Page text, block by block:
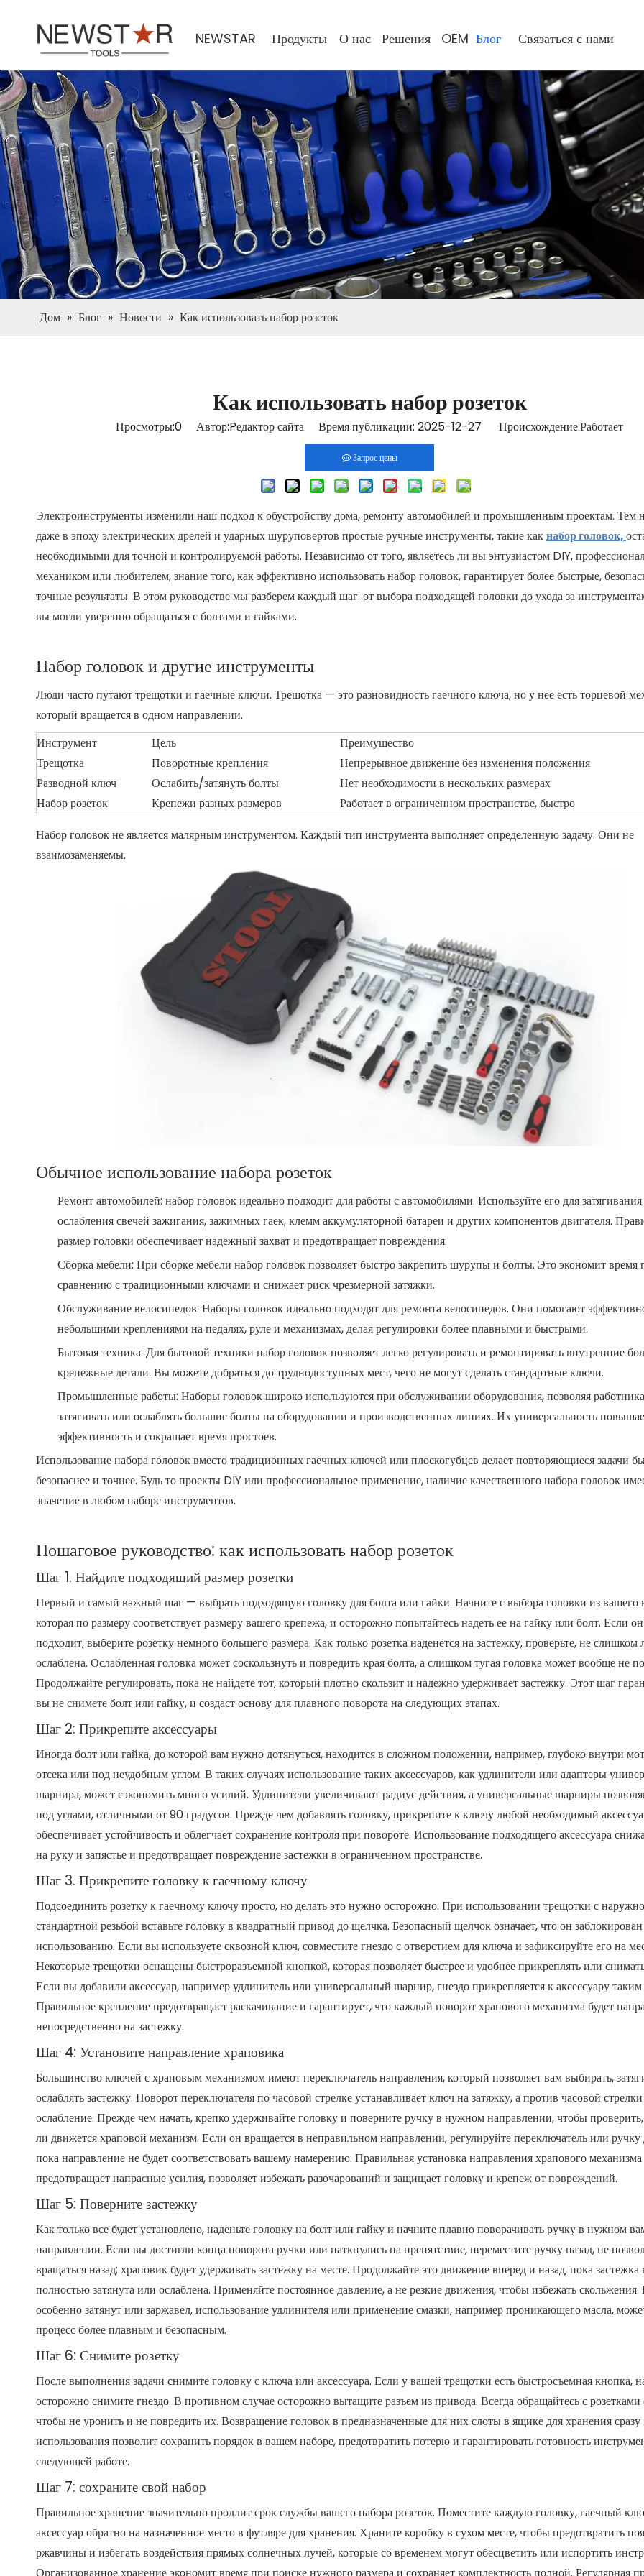
NEWSTAR Продукты О нас Решения OEM Блог Связаться с нами
Дом » Блог » Новости » Как использовать набор розеток​
Как использовать набор розеток​
Просмотры:0 Автор:Pедактор сайта Время публикации: 2025-12-27 Происхождение:Работает
Запрос цены
Электроинструменты изменили наш подход к обустройству дома, ремонту автомобилей и промышленным проектам. Тем
даже в эпоху электрических дрелей и ударных шуруповертов простые ручные инструменты, такие какнабор головок,
необходимыми для точной и контролируемой работы. Независимо от того, являетесь ли вы энтузиастом DIY,
механиком или любителем, знание того, как эффективно использовать набор головок, гарантирует более быстрые,
точные результаты. В этом руководстве мы разберем каждый шаг: от выбора подходящей головки до ухода за
вы могли уверенно обращаться с болтами и гайками.
Набор головок и другие инструменты
Люди часто путают трещотки и гаечные ключи. Трещотка — это разновидность гаечного ключа, но у нее есть торцевой
который вращается в одном направлении.
Инструмент
Цель
Преимущество
Трещотка
Поворотные крепления
Непрерывное движение без изменения положения
Разводной ключ
Ослабить/затянуть болты
Нет необходимости в нескольких размерах
Набор розеток
Крепежи разных размеров
Работает в ограниченном пространстве, быстро
Набор головок не является малярным инструментом. Каждый тип инструмента выполняет определенную задачу. Они не
взаимозаменяемы.
Обычное использование набора розеток
Ремонт автомобилей: набор головок идеально подходит для работы с автомобилями. Используйте его для
ослабления свечей зажигания, зажимных гаек, клемм аккумуляторной батареи и других компонентов двигателя.
размер головки обеспечивает надежный захват и предотвращает повреждения.
Сборка мебели: При сборке мебели набор головок позволяет быстро закрепить шурупы и болты. Это экономит время
сравнению с традиционными ключами и снижает риск чрезмерной затяжки.
Обслуживание велосипедов: Наборы головок идеально подходят для ремонта велосипедов. Они помогают
небольшими креплениями на педалях, руле и механизмах, делая регулировки более плавными и быстрыми.
Бытовая техника: Для бытовой техники набор головок позволяет легко регулировать и ремонтировать внутренние
крепежные детали. Вы можете добраться до труднодоступных мест, чего не могут сделать стандартные ключи.
Промышленные работы: Наборы головок широко используются при обслуживании оборудования, позволяя
затягивать или ослаблять большие болты на оборудовании и производственных линиях. Их универсальность
эффективность и сокращает время простоев.
Использование набора головок вместо традиционных гаечных ключей или плоскогубцев делает повторяющиеся задачи
безопаснее и точнее. Будь то проекты DIY или профессиональное применение, наличие качественного набора головок
значение в любом наборе инструментов.
Пошаговое руководство: как использовать набор розеток
Шаг 1. Найдите подходящий размер розетки
Первый и самый важный шаг — выбрать подходящую головку для болта или гайки. Начните с выбора головки из вашего
которая по размеру соответствует размеру вашего крепежа, и осторожно попытайтесь надеть ее на гайку или болт. Если
подходит, выберите розетку немного большего размера. Как только розетка наденется на застежку, проверьте, не слишком
ослаблена. Ослабленная головка может соскользнуть и повредить края болта, а слишком тугая головка может вообще не
Продолжайте регулировать, пока не найдете тот, который плотно скользит и надежно удерживает застежку. Этот шаг
вы не снимете болт или гайку, и создаст основу для плавного поворота на следующих этапах.
Шаг 2: Прикрепите аксессуары
Иногда болт или гайка, до которой вам нужно дотянуться, находится в сложном положении, например, глубоко внутри
отсека или под неудобным углом. В таких случаях использование таких аксессуаров, как удлинители или адаптеры
шарнира, может сэкономить много усилий. Удлинители увеличивают радиус действия, а универсальные шарниры
под углами, отличными от 90 градусов. Прежде чем добавлять головку, прикрепите к ключу любой необходимый
обеспечивает устойчивость и облегчает сохранение контроля при повороте. Использование подходящего аксессуара
на руку и запястье и предотвращает повреждение застежки в ограниченном пространстве.
Шаг 3. Прикрепите головку к гаечному ключу
Подсоединить розетку к гаечному ключу просто, но делать это нужно осторожно. При использовании трещотки с
стандартной резьбой вставьте головку в квадратный привод до щелчка. Безопасный щелчок означает, что он
использованию. Если вы используете сквозной ключ, совместите гнездо с отверстием для ключа и зафиксируйте его на
Некоторые трещотки оснащены быстроразъемной кнопкой, которая позволяет быстрее и удобнее прикреплять или
Если вы добавили аксессуар, например удлинитель или универсальный шарнир, гнездо прикрепляется к аксессуару
Правильное крепление предотвращает раскачивание и гарантирует, что каждый поворот храпового механизма будет
непосредственно на застежку.
Шаг 4: Установите направление храповика
Большинство ключей с храповым механизмом имеют переключатель направления, который позволяет вам выбирать,
ослаблять застежку. Поворот переключателя по часовой стрелке устанавливает ключ на затяжку, а против часовой
ослабление. Прежде чем начать, крепко удерживайте головку и поверните ручку в нужном направлении, чтобы
ли движется храповой механизм. Если он вращается в неправильном направлении, регулируйте переключатель или ручку
пока направление не будет соответствовать вашему намерению. Правильная установка направления храпового механизма
предотвращает напрасные усилия, позволяет избежать разочарований и защищает головку и крепеж от повреждений.
Шаг 5: Поверните застежку
Как только все будет установлено, наденьте головку на болт или гайку и начните плавно поворачивать ручку в нужном
направлении. Если вы достигли конца поворота ручки или наткнулись на препятствие, переместите ручку назад, не
вращаться назад; храповик будет удерживать застежку на месте. Продолжайте это движение вперед и назад, пока застежка
полностью затянута или ослаблена. Применяйте постоянное давление, а не резкие движения, чтобы избежать скольжения.
особенно затянут или заржавел, использование удлинителя или применение смазки, например проникающего масла,
процесс более плавным и безопасным.
Шаг 6: Снимите розетку
После выполнения задачи снимите головку с ключа или аксессуара. Если у вашей трещотки есть быстросъемная кнопка,
осторожно снимите гнездо. В противном случае осторожно вытащите разъем из привода. Всегда обращайтесь с
чтобы не уронить и не повредить их. Возвращение головок в предназначенные для них слоты в ящике для хранения сразу
использования позволит сохранить порядок в вашем наборе, предотвратить потерю и гарантировать готовность
следующей работе.
Шаг 7: сохраните свой набор
Правильное хранение значительно продлит срок службы вашего набора розеток. Поместите каждую головку, гаечный
аксессуар обратно на назначенное место в футляре для хранения. Храните коробку в сухом месте, чтобы предотвратить
ржавчины и избегать воздействия прямых солнечных лучей, которые со временем могут обесцветить или испортить